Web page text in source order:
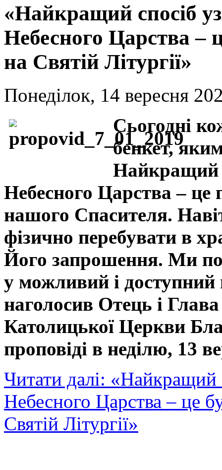
«Найкращий спосіб
Небесного Царства –
на Святій Літургії»
Понеділок, 14 вересня
Сьогодні
бенкет,
Найкращий
Небесного Царства – це
нашого Спасителя.
фізично перебувати в
Його запрошення. Ми
у можливий і
наголосив Отець і
Католицької Церкви
проповіді в неділю, 13
Читати далі: «Найкращий
Небесного Царства – це
Святій Літургії»